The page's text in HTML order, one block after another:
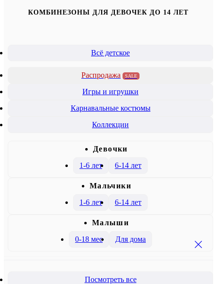
КОМБИНЕЗОНЫ ДЛЯ ДЕВОЧЕК ДО 14 ЛЕТ
Всё детское
Распродажа SALE
Игры и игрушки
Карнавальные костюмы
Коллекции
Девочки
1-6 лет
6-14 лет
Mальчики
1-6 лет
6-14 лет
Малыши
0-18 мес
Для дома
Посмотреть все